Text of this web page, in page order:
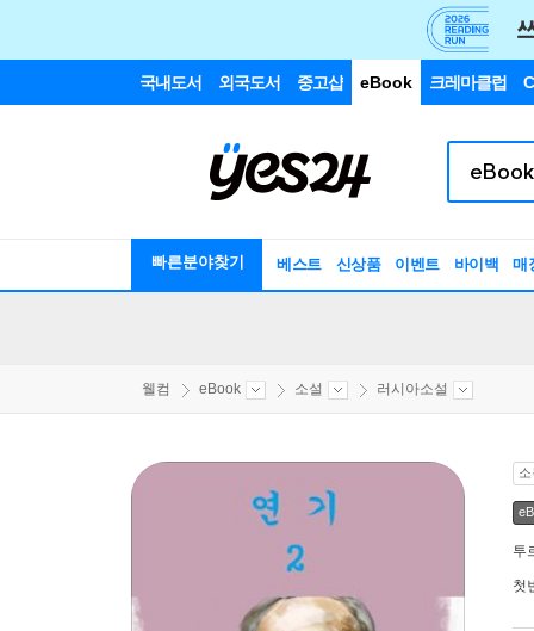
국내도서 외국도서 중고샵 eBook 크레마클럽
빠른분야찾기 베스트 신상품 이벤트 바이백 매
웰컴 eBook 소설 러시아소설
투
첫